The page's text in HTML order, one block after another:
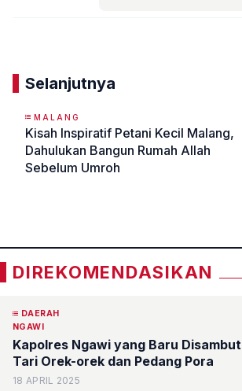
Selanjutnya
MALANG
Kisah Inspiratif Petani Kecil Malang,
Dahulukan Bangun Rumah Allah
Sebelum Umroh
DIREKOMENDASIKAN
DAERAH
NGAWI
Kapolres Ngawi yang Baru Disambut
Tari Orek-orek dan Pedang Pora
18 APRIL 2025